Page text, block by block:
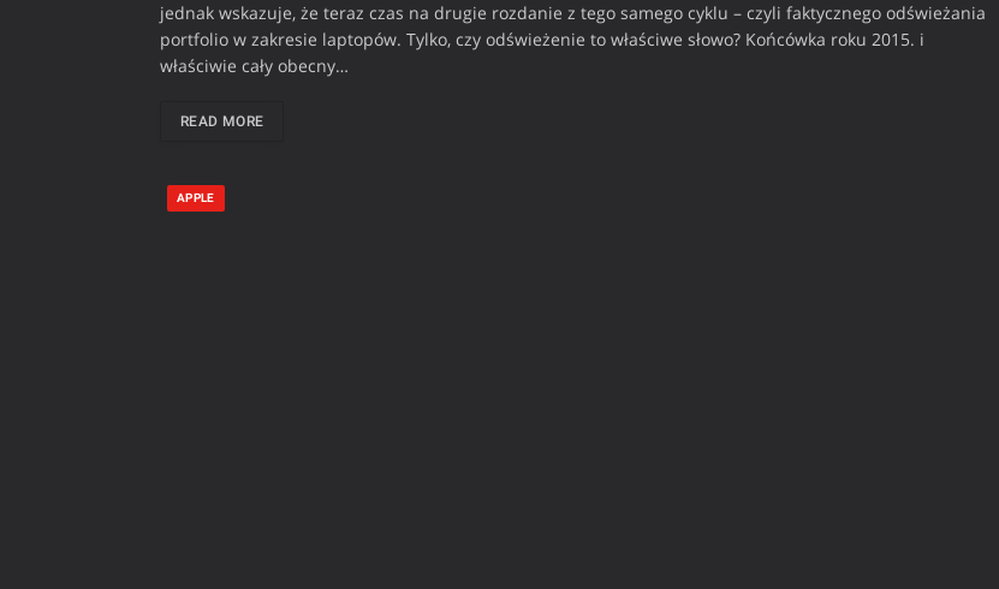
jednak wskazuje, że teraz czas na drugie rozdanie z tego samego cyklu – czyli faktycznego odświeżania
portfolio w zakresie laptopów. Tylko, czy odświeżenie to właściwe słowo? Końcówka roku 2015. i
właściwie cały obecny…
READ MORE
APPLE